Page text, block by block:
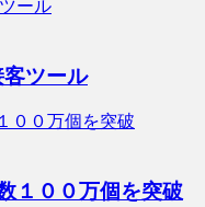
ツール
１００万個を突破